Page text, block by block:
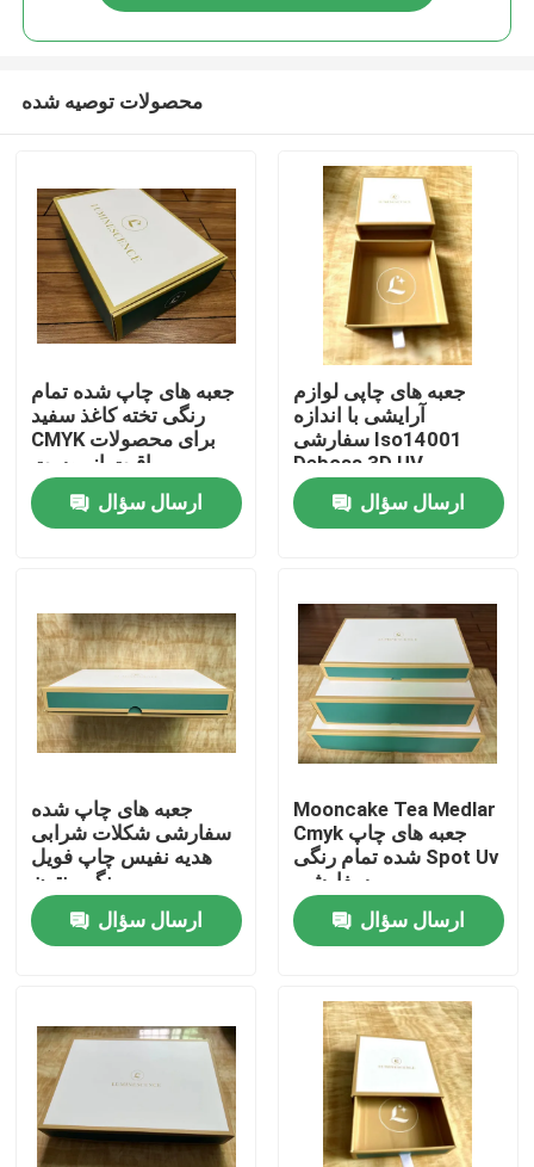
خانه
اطلاعات تماس
محصولات
چاپ کتاب رنگ آمیزی
چاپ کتاب تصویر
کیسه های حامل کاغذ چاپ شده
خدمات چاپ کتاب متنی
محصولات توصیه شده
جعبه های چاپ شده تمام
رنگی تخته کاغذ سفید
CMYK برای محصولات
مراقبت از پوست
ارسال سؤال
جعبه های چاپی لوازم
آرایشی با اندازه
سفارشی Iso14001
Deboss 3D UV
ارسال سؤال
جعبه های چاپ شده
سفارشی شکلات شرابی
هدیه نفیس چاپ فویل
رنگی پنتون
ارسال سؤال
Mooncake Tea Medlar
Cmyk جعبه های چاپ
شده تمام رنگی Spot Uv
سفارشی
ارسال سؤال